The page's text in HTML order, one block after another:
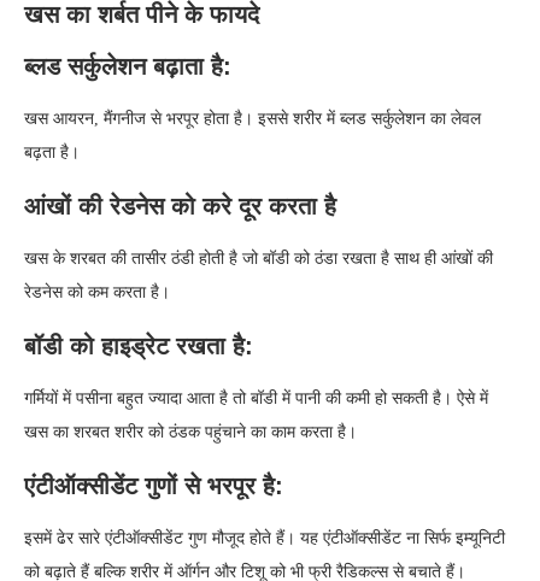
खस का शर्बत पीने के फायदे
ब्लड सर्कुलेशन बढ़ाता है:
खस आयरन, मैंगनीज से भरपूर होता है। इससे शरीर में ब्लड सर्कुलेशन का लेवल
बढ़ता है।
आंखों की रेडनेस को करे दूर करता है
खस के शरबत की तासीर ठंडी होती है जो बॉडी को ठंडा रखता है साथ ही आंखों की
रेडनेस को कम करता है।
बॉडी को हाइड्रेट रखता है:
गर्मियों में पसीना बहुत ज्यादा आता है तो बॉडी में पानी की कमी हो सकती है। ऐसे में
खस का शरबत शरीर को ठंडक पहुंचाने का काम करता है।
एंटीऑक्सीडेंट गुणों से भरपूर है:
इसमें ढेर सारे एंटीऑक्‍सीडेंट गुण मौजूद होते हैं। यह एंटीऑक्‍सीडेंट ना सिर्फ इम्‍यूनिटी
को बढ़ाते हैं बल्‍कि शरीर में ऑर्गन और टिशू को भी फ्री रैडिकल्‍स से बचाते हैं।